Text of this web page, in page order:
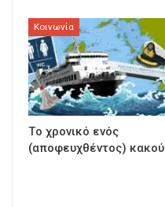
Κοινωνία
Τo χρονικό ενός
(αποφευχθέντος) κακού